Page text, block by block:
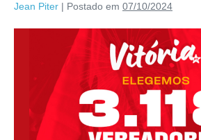
Jean Piter | Postado em 07/10/2024